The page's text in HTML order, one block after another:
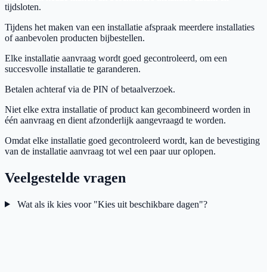
tijdsloten.
Tijdens het maken van een installatie afspraak meerdere installaties
of aanbevolen producten bijbestellen.
Elke installatie aanvraag wordt goed gecontroleerd, om een
succesvolle installatie te garanderen.
Betalen achteraf via de PIN of betaalverzoek.
Niet elke extra installatie of product kan gecombineerd worden in
één aanvraag en dient afzonderlijk aangevraagd te worden.
Omdat elke installatie goed gecontroleerd wordt, kan de bevestiging
van de installatie aanvraag tot wel een paar uur oplopen.
Veelgestelde vragen
Wat als ik kies voor "Kies uit beschikbare dagen"?